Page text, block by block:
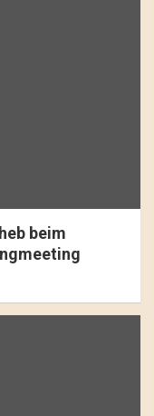
beim